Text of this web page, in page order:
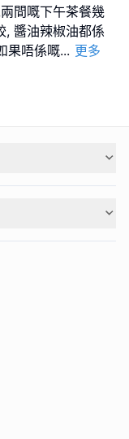
間嘅下午茶餐幾
, 醬油辣椒油都係
果唔係嘅... 更多